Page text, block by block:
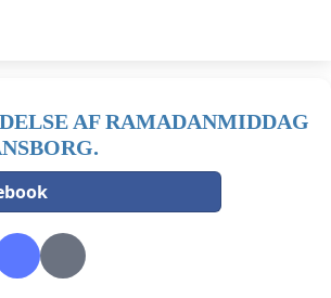
AF RAMADANMIDDAG